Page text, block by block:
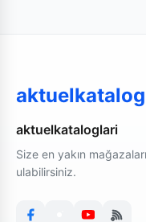
aktuelkataloglari
Size en yakın
ulabilirsiniz.